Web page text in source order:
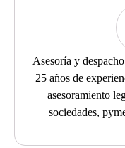
Asesoría y
25 años de
asesoramiento
sociedades,